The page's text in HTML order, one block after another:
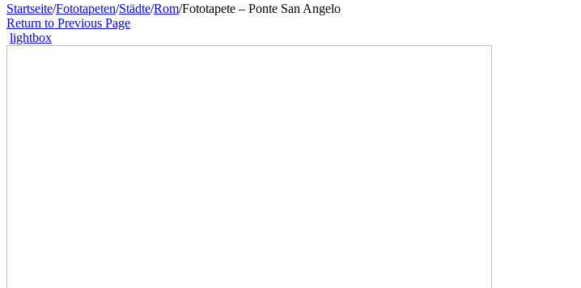
Startseite/Fototapeten/Städte/Rom/Fototapete – Ponte San Angelo
Return to Previous Page
lightbox